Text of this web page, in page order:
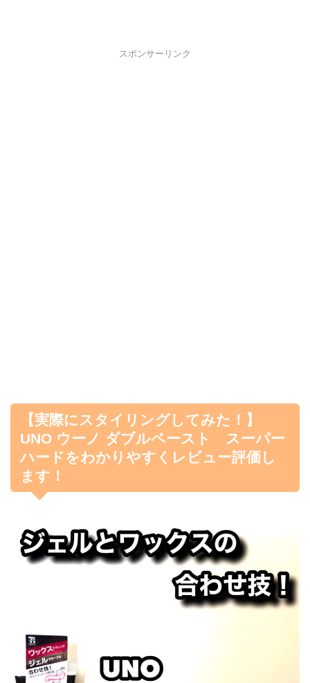
スポンサーリンク
【実際にスタイリングしてみた！】
UNO ウーノ ダブルペースト スーパー
ハードをわかりやすくレビュー評価し
ます！